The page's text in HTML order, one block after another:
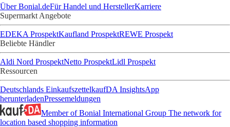
Über Bonial.deFür Handel und HerstellerKarriere
Supermarkt Angebote
EDEKA ProspektKaufland ProspektREWE Prospekt
Beliebte Händler
Aldi Nord ProspektNetto ProspektLidl Prospekt
Ressourcen
Deutschlands EinkaufszettelkaufDA InsightsApp
herunterladenPressemeldungen
Member of Bonial International Group The network for
location based shopping information